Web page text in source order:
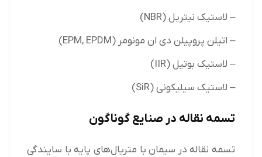
– لاستیک نیتریل (NBR)
– اتیلن پروپیلن دی ان مونومر (EPM, EPDM)
– لاستیک بوتیل (IIR)
– لاستیک سیلیکونی (SiR)
تسمه نقاله در صنایع گوناگون
تسمه نقاله در سیمان با متریال‌های پایه با سایندگی